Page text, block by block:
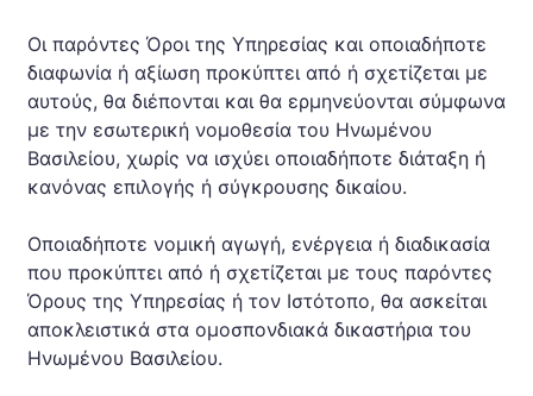
Οι παρόντες Όροι της Υπηρεσίας και οποιαδήποτε
διαφωνία ή αξίωση προκύπτει από ή σχετίζεται με
αυτούς, θα διέπονται και θα ερμηνεύονται σύμφωνα
με την εσωτερική νομοθεσία του Ηνωμένου
Βασιλείου, χωρίς να ισχύει οποιαδήποτε διάταξη ή
κανόνας επιλογής ή σύγκρουσης δικαίου.
Οποιαδήποτε νομική αγωγή, ενέργεια ή διαδικασία
που προκύπτει από ή σχετίζεται με τους παρόντες
Όρους της Υπηρεσίας ή τον Ιστότοπο, θα ασκείται
αποκλειστικά στα ομοσπονδιακά δικαστήρια του
Ηνωμένου Βασιλείου.